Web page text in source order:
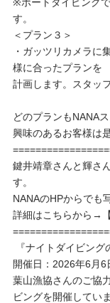
す。
＜プラン３＞
・ガッツリカメラに
様に合ったプランを
計画します。スタッ
どのプランもNANA
興味のあるお客様は
鍵井靖章さんと輝さ
す。
NANAのHPからでも
詳細はこちらから→
『ナイトダイビング
開催日：2026年6月
葉山漁協さんのご協
ビングを開催していま